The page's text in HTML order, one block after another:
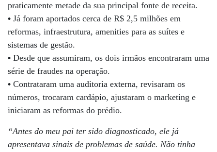
praticamente metade da sua principal fonte de receita.
• Já foram aportados cerca de R$ 2,5 milhões em
reformas, infraestrutura, amenities para as suítes e
sistemas de gestão.
• Desde que assumiram, os dois irmãos encontraram uma
série de fraudes na operação.
• Contrataram uma auditoria externa, revisaram os
números, trocaram cardápio, ajustaram o marketing e
iniciaram as reformas do prédio.
“Antes do meu pai ter sido diagnosticado, ele já
apresentava sinais de problemas de saúde. Não tinha